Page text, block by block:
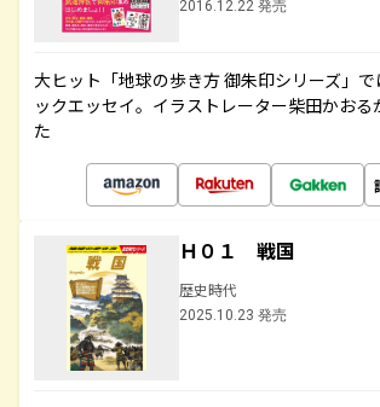
2016.12.22 発売
大ヒット「地球の歩き方 御朱印シリーズ」
ックエッセイ。イラストレーター柴田かおる
た
Ｈ０１ 戦国
歴史時代
2025.10.23 発売